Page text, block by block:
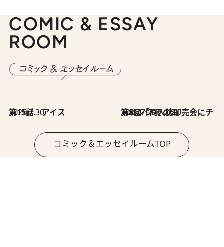
COMIC & ESSAY
ROOM
2026.7.30
第15話 アイス 2026.7.30
第8回「同人誌即売会にチャレンジ その2」
コミック＆エッセイルームTOP